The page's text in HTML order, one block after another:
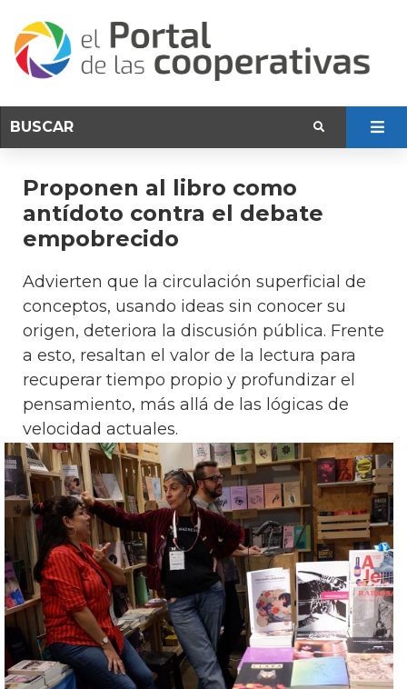
Proponen al libro como
antídoto contra el debate
empobrecido
Advierten que la circulación superficial de
conceptos, usando ideas sin conocer su
origen, deteriora la discusión pública. Frente
a esto, resaltan el valor de la lectura para
recuperar tiempo propio y profundizar el
pensamiento, más allá de las lógicas de
velocidad actuales.